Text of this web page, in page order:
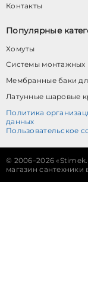
Контакты
Популярные
Хомуты
Системы монтажных
Мембранные баки
Латунные шаровые
Политика
данных
Пользовательское
© 2006–2026
магазин сантехники